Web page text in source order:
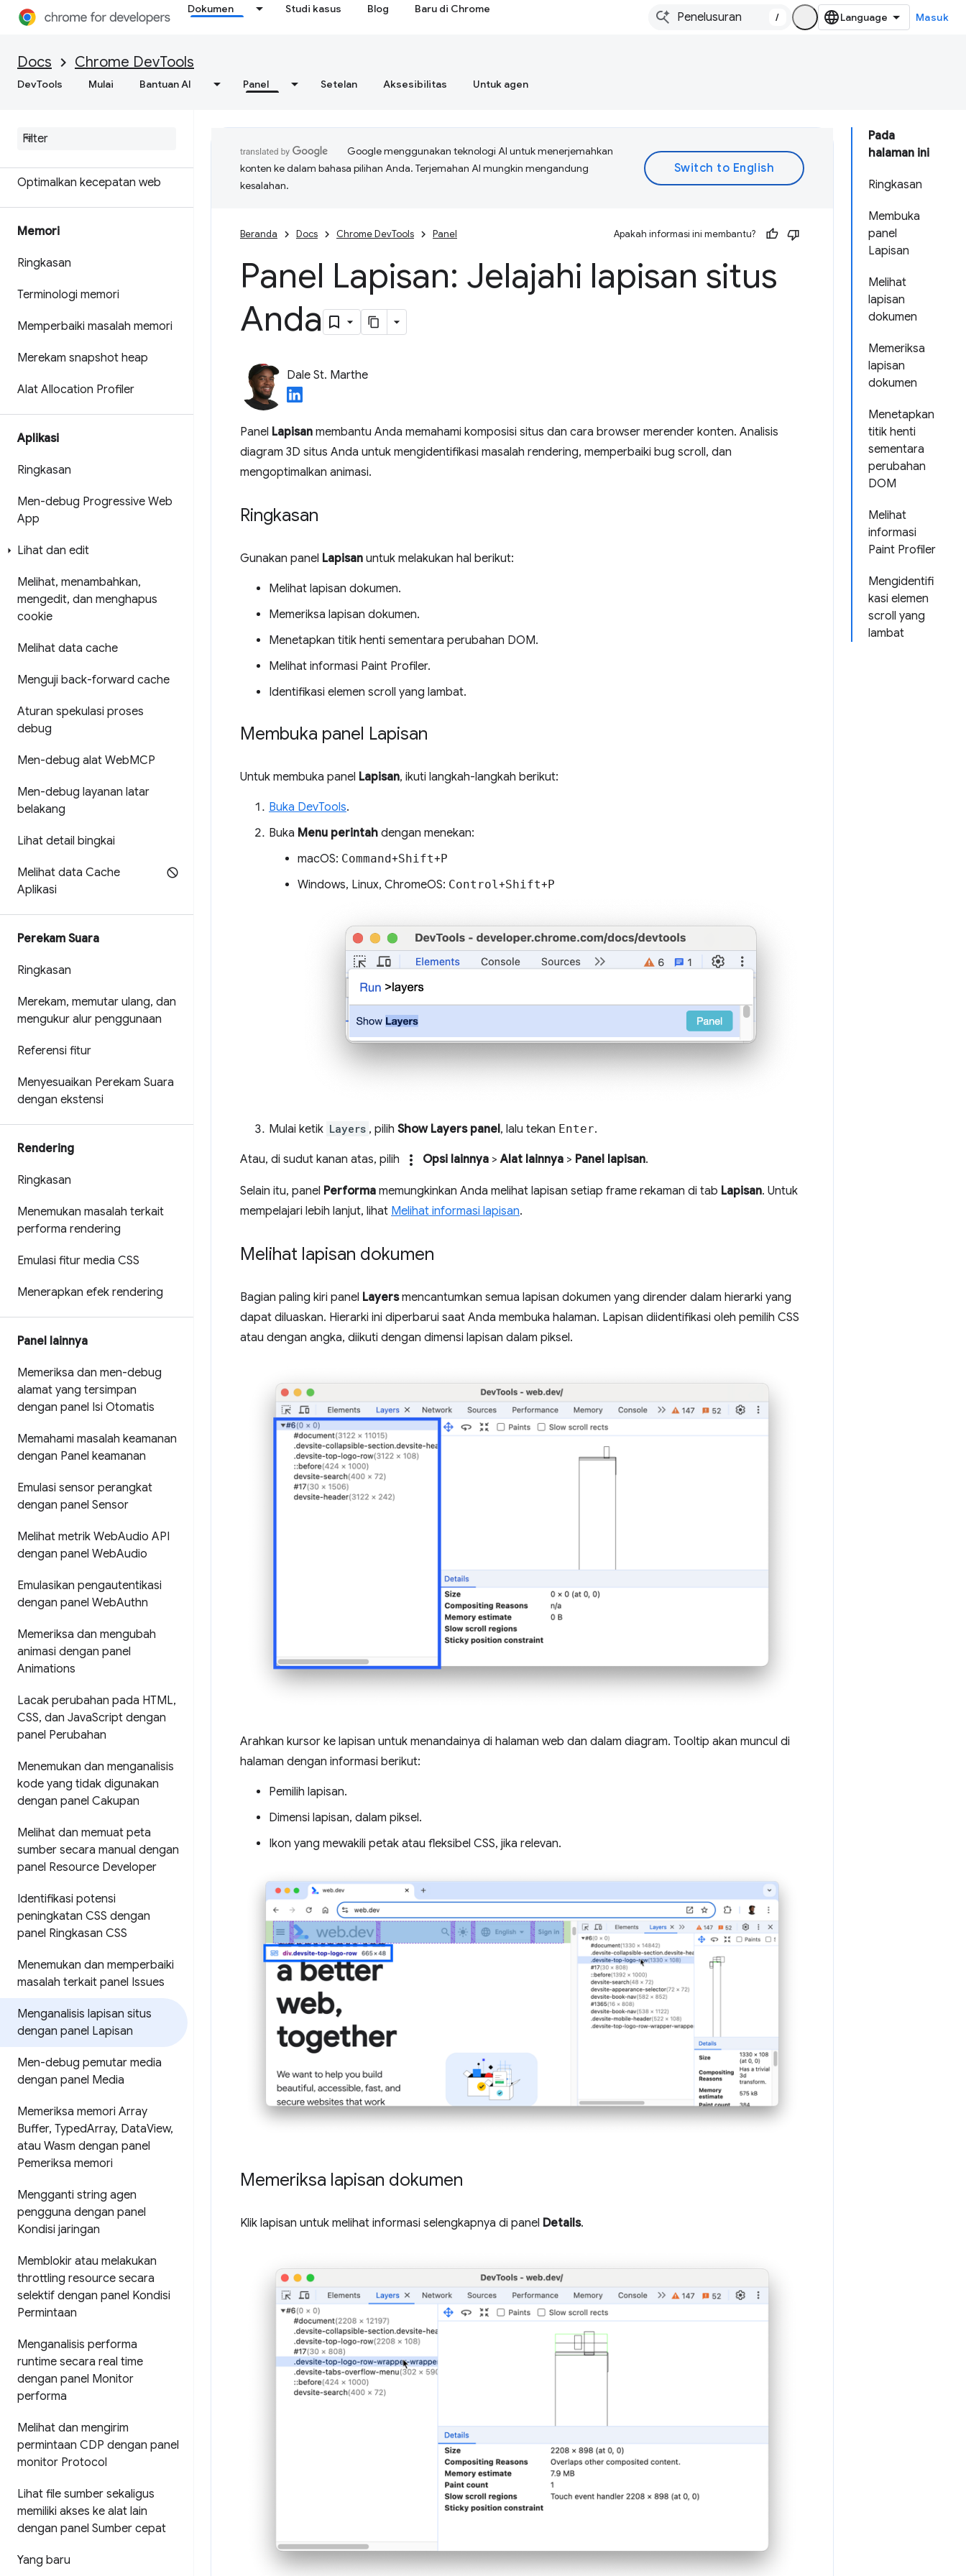
Dokumen Studi kasus Blog Baru di Chrome
/ Masuk
Docs Chrome DevTools
DevTools Mulai Bantuan AI Panel Setelan Aksesibilitas Untuk agen
Dapatkan hasil analisis yang
performa situs Anda
Menyimpan rekaman aktivitas
Optimalkan kecepatan web
Memori
Ringkasan
Terminologi memori
Memperbaiki masalah memori
Merekam snapshot heap
Alat Allocation Profiler
Aplikasi
Ringkasan
Men-debug Progressive Web
App
Lihat dan edit
Melihat, menambahkan,
mengedit, dan menghapus
cookie
Melihat data cache
Menguji back-forward cache
Aturan spekulasi proses
debug
Men-debug alat WebMCP
Men-debug layanan latar
belakang
Lihat detail bingkai
Melihat data Cache
Aplikasi
Perekam Suara
Ringkasan
Merekam, memutar ulang, dan
mengukur alur penggunaan
Referensi fitur
Menyesuaikan Perekam Suara
dengan ekstensi
Rendering
Ringkasan
Menemukan masalah terkait
performa rendering
Emulasi fitur media CSS
Menerapkan efek rendering
Panel lainnya
Memeriksa dan men-debug
alamat yang tersimpan
dengan panel Isi Otomatis
Memahami masalah keamanan
dengan Panel keamanan
Emulasi sensor perangkat
dengan panel Sensor
Melihat metrik WebAudio API
dengan panel WebAudio
Emulasikan pengautentikasi
dengan panel WebAuthn
Memeriksa dan mengubah
animasi dengan panel
Animations
Lacak perubahan pada HTML,
CSS, dan JavaScript dengan
panel Perubahan
Menemukan dan menganalisis
kode yang tidak digunakan
dengan panel Cakupan
Melihat dan memuat peta
sumber secara manual dengan
panel Resource Developer
Identifikasi potensi
peningkatan CSS dengan
panel Ringkasan CSS
Menemukan dan memperbaiki
masalah terkait panel Issues
Menganalisis lapisan situs
dengan panel Lapisan
Men-debug pemutar media
dengan panel Media
Memeriksa memori Array
Buffer, TypedArray, DataView,
atau Wasm dengan panel
Pemeriksa memori
Mengganti string agen
pengguna dengan panel
Kondisi jaringan
Memblokir atau melakukan
throttling resource secara
selektif dengan panel Kondisi
Permintaan
Menganalisis performa
runtime secara real time
dengan panel Monitor
performa
Melihat dan mengirim
permintaan CDP dengan panel
monitor Protocol
Lihat file sumber sekaligus
memiliki akses ke alat lain
dengan panel Sumber cepat
Yang baru
Pada
halaman ini
Ringkasan
Membuka
panel
Lapisan
Melihat
lapisan
dokumen
Memeriksa
lapisan
dokumen
Menetapkan
titik henti
sementara
perubahan
DOM
Melihat
informasi
Paint Profiler
Mengidentifi
kasi elemen
scroll yang
lambat
Google menggunakan teknologi AI untuk menerjemahkan
konten ke dalam bahasa pilihan Anda. Terjemahan AI mungkin mengandung
kesalahan.
Beranda Docs Chrome DevTools Panel Apakah informasi ini membantu?
Panel Lapisan: Jelajahi lapisan situs
Anda
Dale St. Marthe
Panel Lapisan membantu Anda memahami komposisi situs dan cara browser merender konten. Analisis
diagram 3D situs Anda untuk mengidentifikasi masalah rendering, memperbaiki bug scroll, dan
mengoptimalkan animasi.
Ringkasan
Gunakan panel Lapisan untuk melakukan hal berikut:
Melihat lapisan dokumen.
Memeriksa lapisan dokumen.
Menetapkan titik henti sementara perubahan DOM.
Melihat informasi Paint Profiler.
Identifikasi elemen scroll yang lambat.
Membuka panel Lapisan
Untuk membuka panel Lapisan, ikuti langkah-langkah berikut:
Buka DevTools.
Buka Menu perintah dengan menekan:
macOS: Command+Shift+P
Windows, Linux, ChromeOS: Control+Shift+P
Mulai ketik Layers , pilih Show Layers panel, lalu tekan Enter.
Atau, di sudut kanan atas, pilih more_vert Opsi lainnya >Alat lainnya > Panel lapisan.
Selain itu, panel Performa memungkinkan Anda melihat lapisan setiap frame rekaman di tab Lapisan. Untuk
mempelajari lebih lanjut, lihat Melihat informasi lapisan.
Melihat lapisan dokumen
Bagian paling kiri panel Layersmencantumkan semua lapisan dokumen yang dirender dalam hierarki yang
dapat diluaskan. Hierarki ini diperbarui saat Anda membuka halaman. Lapisan diidentifikasi oleh pemilih CSS
atau dengan angka, diikuti dengan dimensi lapisan dalam piksel.
Arahkan kursor ke lapisan untuk menandainya di halaman web dan dalam diagram. Tooltip akan muncul di
halaman dengan informasi berikut:
Pemilih lapisan.
Dimensi lapisan, dalam piksel.
Ikon yang mewakili petak atau fleksibel CSS, jika relevan.
Memeriksa lapisan dokumen
Klik lapisan untuk melihat informasi selengkapnya di panel Details.